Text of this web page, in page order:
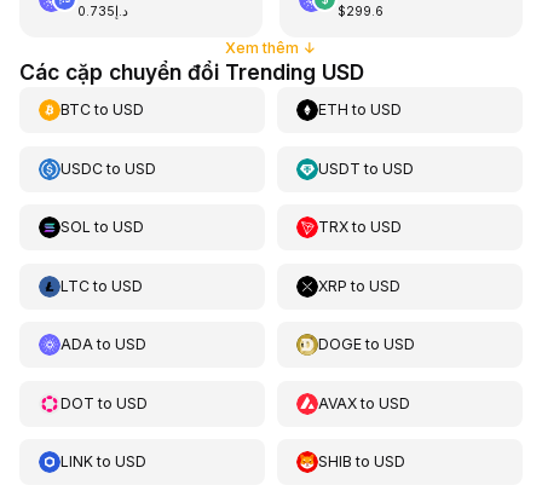
د.إ0.735 $299.6
Xem thêm ↓
Các cặp chuyển đổi Trending USD
BTCto USD ETH toUSD
USDCto USD USDT toUSD
SOL to USD TRXtoUSD
LTCto USD XRP toUSD
ADAto USD DOGEtoUSD
DOT to USD AVAXtoUSD
LINKto USD SHIB toUSD